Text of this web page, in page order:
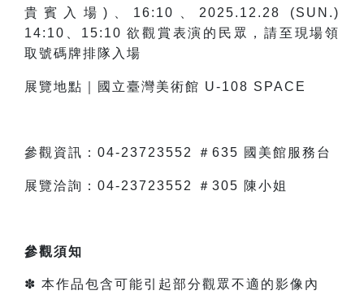
貴賓入場)、16:10、2025.12.28 (SUN.)
14:10、15:10 欲觀賞表演的民眾，請至現場領
取號碼牌排隊入場
展覽地點｜國立臺灣美術館 U-108 SPACE
參觀資訊：04-23723552 ＃635 國美館服務台
展覽洽詢：04-23723552 ＃305 陳小姐
參觀須知
✽ 本作品包含可能引起部分觀眾不適的影像內